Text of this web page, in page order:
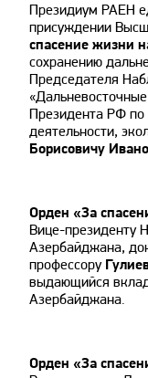
Президиум РАЕН
присуждении
спасение жизни
сохранению
Председателя
Президента РФ по
деятельности,
Борисовичу
Орден «За
Вице-президенту
Азербайджана,
профессору
выдающийся
Азербайджана.
Орден «За